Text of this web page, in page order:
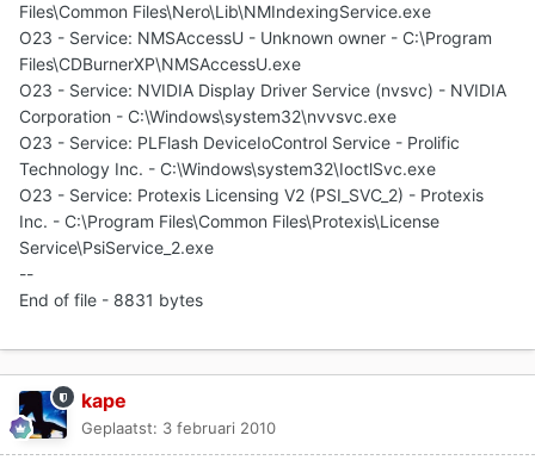
Files\Common Files\Nero\Lib\NMIndexingService.exe
O23 - Service: NMSAccessU - Unknown owner - C:\Program
Files\CDBurnerXP\NMSAccessU.exe
O23 - Service: NVIDIA Display Driver Service (nvsvc) - NVIDIA
Corporation - C:\Windows\system32\nvvsvc.exe
O23 - Service: PLFlash DeviceIoControl Service - Prolific
Technology Inc. - C:\Windows\system32\IoctlSvc.exe
O23 - Service: Protexis Licensing V2 (PSI_SVC_2) - Protexis
Inc. - C:\Program Files\Common Files\Protexis\License
Service\PsiService_2.exe
--
End of file - 8831 bytes
kape
Geplaatst: 3 februari 2010